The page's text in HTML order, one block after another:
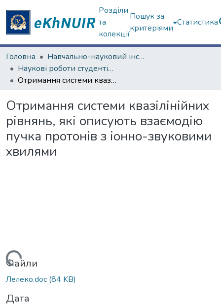
Розділи
та
колекції
Пошук за
критеріями
Статистика
Головна
Навчально-науковий інститут "Фізико-технічний факультет"
Наукові роботи студентів та аспірантів. Навчально-науковий інститут "Фізико-технічний факультет"
Отримання системи квазілінійних рівнянь, які описують взаємодію пучка протонів з іонно-звуковими хвилями
Отримання системи квазілінійних
рівнянь, які описують взаємодію
пучка протонів з іонно-звуковими
хвилями
Вантажиться...
Файли
Лелеко.doc (84 KB)
Дата